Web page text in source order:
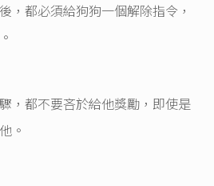
，都必須給狗狗一個解除指令，
，都不要吝於給他獎勵，即使是
。